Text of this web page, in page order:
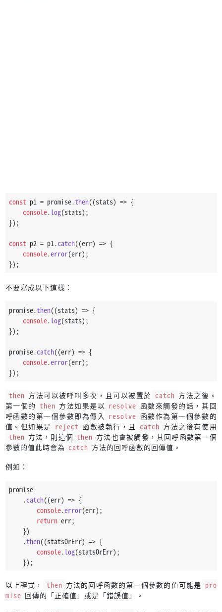
const p1 = promise.then((stats) => {
console. log(stats);
});
const p2 = p1.catch((err) => {
console.error(err);
});
不要寫成以下這樣：
promise.then((stats) => {
console. log(stats);
});
promise.catch((err) => {
console.error(err);
});
then 方法可以被呼叫多次，且可以被置於 catch 方法之後。
第一個的 then 方法如果是以 resolve 函數來觸發的話，其回
呼函數的第一個參數即為傳入 resolve 函數作為第一個參數的
值。但如果是 reject 函數被執行，且 catch 方法之後有使用
then 方法，則這個 then 方法也會被觸發，其回呼函數第一個
參數的值此時會為 catch 方法的回呼函數的回傳值。
例如：
promise
    .
catch((err) => {
console.error(err);
return err;
    })
    .
then((statsOrErr) => {
console. log(statsOrErr);
    });
以上程式， then 方法的回呼函數的第一個參數的值可能是 pro
mise 回傳的「正確值」或是「錯誤值」。